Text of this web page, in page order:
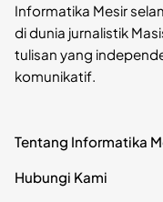
Informatika Mesir
di dunia jurnalistik
tulisan yang
komunikatif.
Tentang Informatika
Hubungi Kami